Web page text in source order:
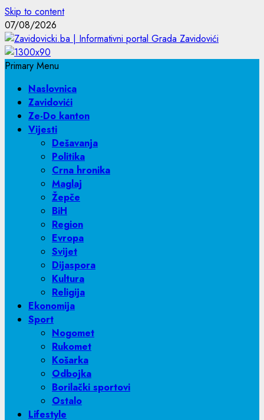
Skip to content
07/08/2026
Primary Menu
Naslovnica
Zavidovići
Ze-Do kanton
Vijesti
Dešavanja
Politika
Crna hronika
Maglaj
Žepče
BiH
Region
Evropa
Svijet
Dijaspora
Kultura
Religija
Ekonomija
Sport
Nogomet
Rukomet
Košarka
Odbojka
Borilački sportovi
Ostalo
Lifestyle